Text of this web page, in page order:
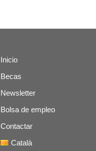
Inicio
Becas
Newsletter
Bolsa de empleo
Contactar
Català